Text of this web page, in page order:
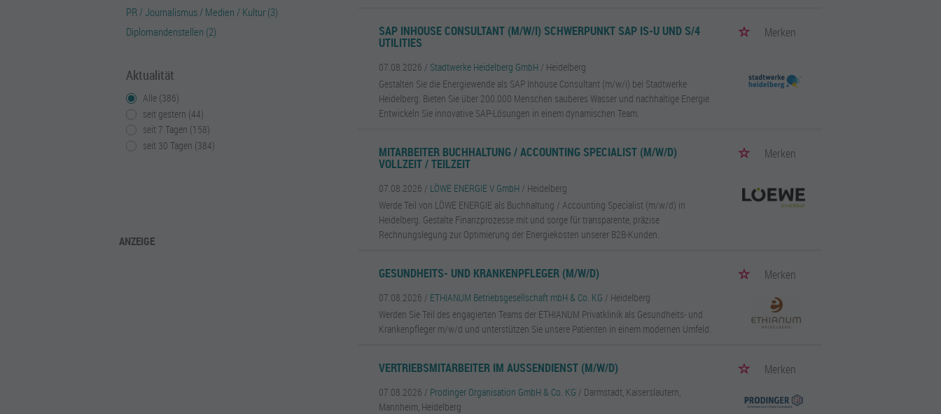
PR / Journalismus / Medien / Kultur (3)
Diplomandenstellen (2)
Aktualität
Alle (386)
seit gestern (44)
seit 7 Tagen (158)
seit 30 Tagen (384)
ANZEIGE
SAP INHOUSE CONSULTANT (M/W/I) SCHWERPUNKT SAP IS-U UND S/4
UTILITIES
Merken
07.08.2026 / Stadtwerke Heidelberg GmbH / Heidelberg
Gestalten Sie die Energiewende als SAP Inhouse Consultant (m/w/i) bei Stadtwerke
Heidelberg. Bieten Sie über 200.000 Menschen sauberes Wasser und nachhaltige Energie.
Entwickeln Sie innovative SAP-Lösungen in einem dynamischen Team.
MITARBEITER BUCHHALTUNG / ACCOUNTING SPECIALIST (M/W/D)
VOLLZEIT / TEILZEIT
Merken
07.08.2026 / LÖWE ENERGIE V GmbH / Heidelberg
Werde Teil von LÖWE ENERGIE als Buchhaltung / Accounting Specialist (m/w/d) in
Heidelberg. Gestalte Finanzprozesse mit und sorge für transparente, präzise
Rechnungslegung zur Optimierung der Energiekosten unserer B2B-Kunden.
GESUNDHEITS- UND KRANKENPFLEGER (M/W/D) Merken
07.08.2026 / ETHIANUM Betriebsgesellschaft mbH & Co. KG / Heidelberg
Werden Sie Teil des engagierten Teams der ETHIANUM Privatklinik als Gesundheits- und
Krankenpfleger m/w/d und unterstützen Sie unsere Patienten in einem modernen Umfeld.
VERTRIEBSMITARBEITER IM AUSSENDIENST (M/W/D) Merken
07.08.2026 / Prodinger Organisation GmbH & Co. KG / Darmstadt, Kaiserslautern,
Mannheim, Heidelberg